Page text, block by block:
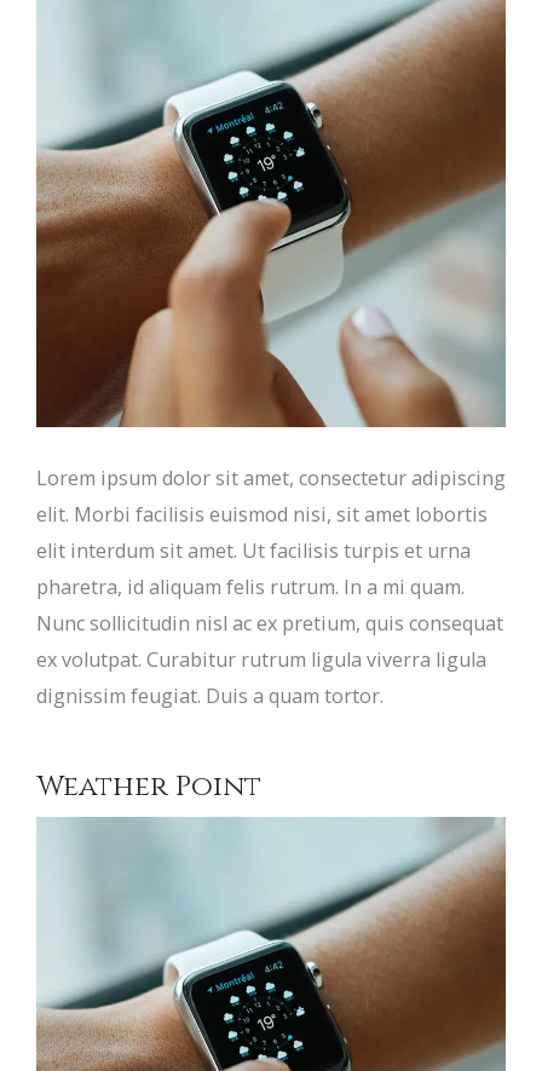
Lorem ipsum dolor sit amet, consectetur adipiscing
elit. Morbi facilisis euismod nisi, sit amet lobortis
elit interdum sit amet. Ut facilisis turpis et urna
pharetra, id aliquam felis rutrum. In a mi quam.
Nunc sollicitudin nisl ac ex pretium, quis consequat
ex volutpat. Curabitur rutrum ligula viverra ligula
dignissim feugiat. Duis a quam tortor.
Weather Point